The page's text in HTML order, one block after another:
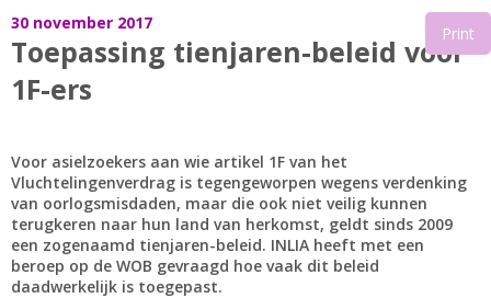
30 november 2017
Toepassing tienjaren-beleid voor
1F-ers
Print
Voor asielzoekers aan wie artikel 1F van het
Vluchtelingenverdrag is tegengeworpen wegens verdenking
van oorlogsmisdaden, maar die ook niet veilig kunnen
terugkeren naar hun land van herkomst, geldt sinds 2009
een zogenaamd tienjaren-beleid. INLIA heeft met een
beroep op de WOB gevraagd hoe vaak dit beleid
daadwerkelijk is toegepast.